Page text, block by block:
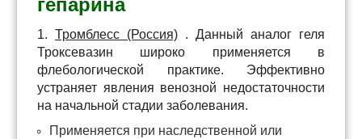
гепарина
1. Тромблесс (Россия) . Данный аналог геля
Троксевазин широко применяется в
флебологической практике. Эффективно
устраняет явления венозной недостаточности
на начальной стадии заболевания.
Применяется при наследственной или